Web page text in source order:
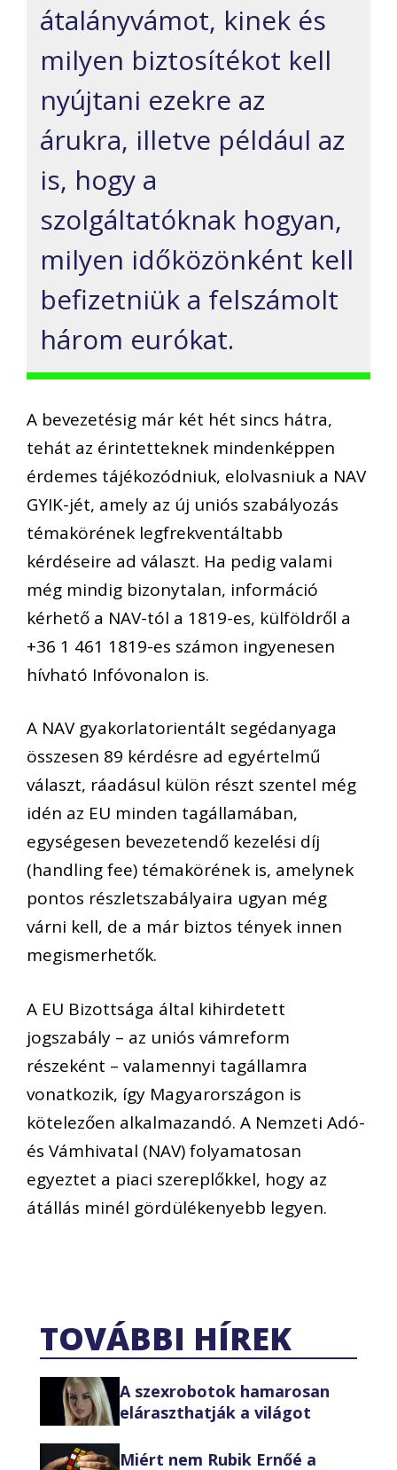
átalányvámot, kinek és
milyen biztosítékot kell
nyújtani ezekre az
árukra, illetve például az
is, hogy a
szolgáltatóknak hogyan,
milyen időközönként kell
befizetniük a felszámolt
három eurókat.
A bevezetésig már két hét sincs hátra,
tehát az érintetteknek mindenképpen
érdemes tájékozódniuk, elolvasniuk a NAV
GYIK-jét, amely az új uniós szabályozás
témakörének legfrekventáltabb
kérdéseire ad választ. Ha pedig valami
még mindig bizonytalan, információ
kérhető a NAV-tól a 1819-es, külföldről a
+36 1 461 1819-es számon ingyenesen
hívható Infóvonalon is.
A NAV gyakorlatorientált segédanyaga
összesen 89 kérdésre ad egyértelmű
választ, ráadásul külön részt szentel még
idén az EU minden tagállamában,
egységesen bevezetendő kezelési díj
(handling fee) témakörének is, amelynek
pontos részletszabályaira ugyan még
várni kell, de a már biztos tények innen
megismerhetők.
A EU Bizottsága által kihirdetett
jogszabály – az uniós vámreform
részeként – valamennyi tagállamra
vonatkozik, így Magyarországon is
kötelezően alkalmazandó. A Nemzeti Adó-
és Vámhivatal (NAV) folyamatosan
egyeztet a piaci szereplőkkel, hogy az
átállás minél gördülékenyebb legyen.
TOVÁBBI HÍREK
A szexrobotok hamarosan
eláraszthatják a világot
Miért nem Rubik Ernőé a